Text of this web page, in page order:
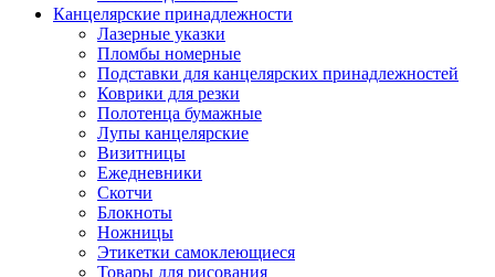
Канцелярские принадлежности
Лазерные указки
Пломбы номерные
Подставки для канцелярских принадлежностей
Коврики для резки
Полотенца бумажные
Лупы канцелярские
Визитницы
Ежедневники
Скотчи
Блокноты
Ножницы
Этикетки самоклеющиеся
Товары для рисования